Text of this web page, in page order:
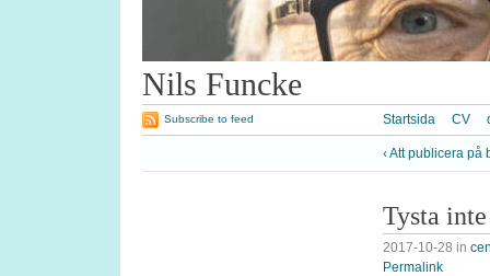
Nils Funcke
Startsida CV
Subscribe to feed
‹ Att publicera på
Tysta
2017-10-28 in
Permalink